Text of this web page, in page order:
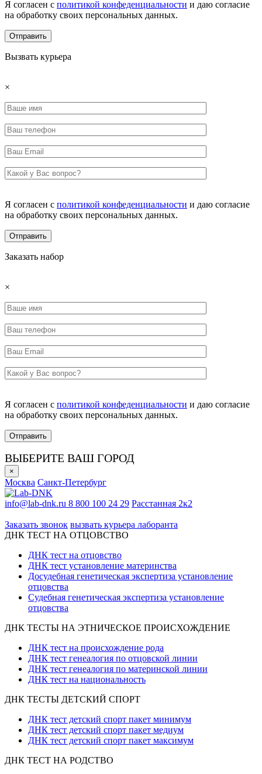
Я согласен с политикой конфеденциальности и даю согласие
на обработку своих персональных данных.
Вызвать курьера
×
Я согласен с политикой конфеденциальности и даю согласие
на обработку своих персональных данных.
Заказать набор
×
Я согласен с политикой конфеденциальности и даю согласие
на обработку своих персональных данных.
ВЫБЕРИТЕ ВАШ ГОРОД
×
Москва Санкт-Петербург
info@lab-dnk.ru 8 800 100 24 29 Расстанная 2к2
Заказать звонок вызвать курьера лаборанта
ДНК ТЕСТ НА ОТЦОВСТВО
ДНК тест на отцовство
ДНК тест установление материнства
Досудебная генетическая экспертиза установление
отцовства
Судебная генетическая экспертиза установление
отцовства
ДНК ТЕСТЫ НА ЭТНИЧЕСКОЕ ПРОИСХОЖДЕНИЕ
ДНК тест на происхождение рода
ДНК тест генеалогия по отцовской линии
ДНК тест генеалогия по материнской линии
ДНК тест на национальность
ДНК ТЕСТЫ ДЕТСКИЙ СПОРТ
ДНК тест детский спорт пакет минимум
ДНК тест детский спорт пакет медиум
ДНК тест детский спорт пакет максимум
ДНК ТЕСТ НА РОДСТВО